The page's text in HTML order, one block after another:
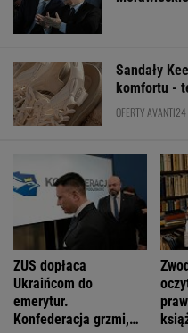
Sandały
komfortu -
OFERTY AVANTI24
ZUS dopłaca
Ukraińcom do
emerytur.
Konfederacja grzmi,